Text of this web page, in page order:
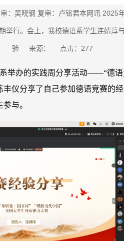
吴晓钢 复审：卢铭君本网讯 2025
行。会上，我校德语系学生连婧淳
验 来源： 点击： 277
系举办的实践周分享活动——“德
仪分享了自己参加德语竞赛的
与。